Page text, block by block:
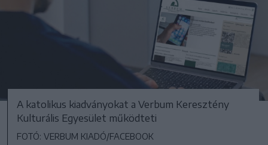
A katolikus kiadványokat a Verbum Keresztény
Kulturális Egyesület működteti
FOTÓ: VERBUM KIADÓ/FACEBOOK